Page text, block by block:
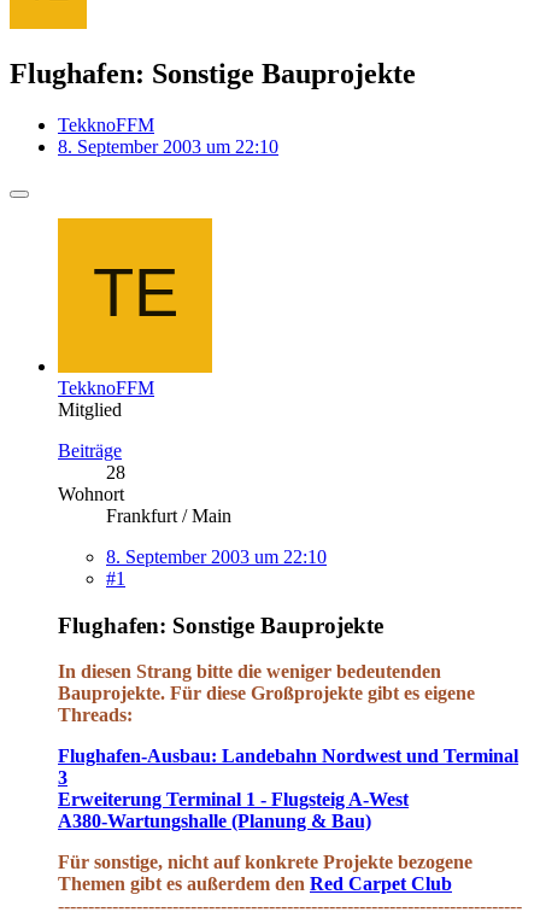
Flughafen: Sonstige Bauprojekte
TekknoFFM
8. September 2003 um 22:10
TekknoFFM
Mitglied
Beiträge
28
Wohnort
Frankfurt / Main
8. September 2003 um 22:10
#1
Flughafen: Sonstige Bauprojekte
In diesen Strang bitte die weniger bedeutenden
Bauprojekte. Für diese Großprojekte gibt es eigene
Threads:
Flughafen-Ausbau: Landebahn Nordwest und Terminal
3
Erweiterung Terminal 1 - Flugsteig A-West
A380-Wartungshalle (Planung & Bau)
Für sonstige, nicht auf konkrete Projekte bezogene
Themen gibt es außerdem den Red Carpet Club
-----------------------------------------------------------------------------